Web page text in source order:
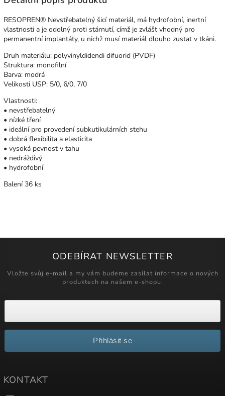
RESOPREN® Nevstřebatelný šicí materiál, má hydrofobní, inertní
vlastnosti a je odolný proti stárnutí, címž je zvlášt vhodný pro
permanentní implantáty, u nichž musí materiál dlouho zustat v tkáni.
Druh materiálu: polyvinyldidendi difuorid (PVDF)
Struktura: monofilní
Barva: modrá
Velikosti USP: 5/0, 6/0, 7/0
Vlastnosti:
• nevstřebatelný
• nízké tření
• ideální pro provedení subkutikulárních stehu
• dobrá flexibilita a elasticita
• vysoká pevnost v tahu
• nedráždivý
• hydrofobní
Balení 36 ks
ODEBÍRAT NEWSLETTER
Vložte svůj e-mail a my vám budeme zasílat informace o nových
produktech na našem e-shopu.
Přihlásit se
KONTAKT